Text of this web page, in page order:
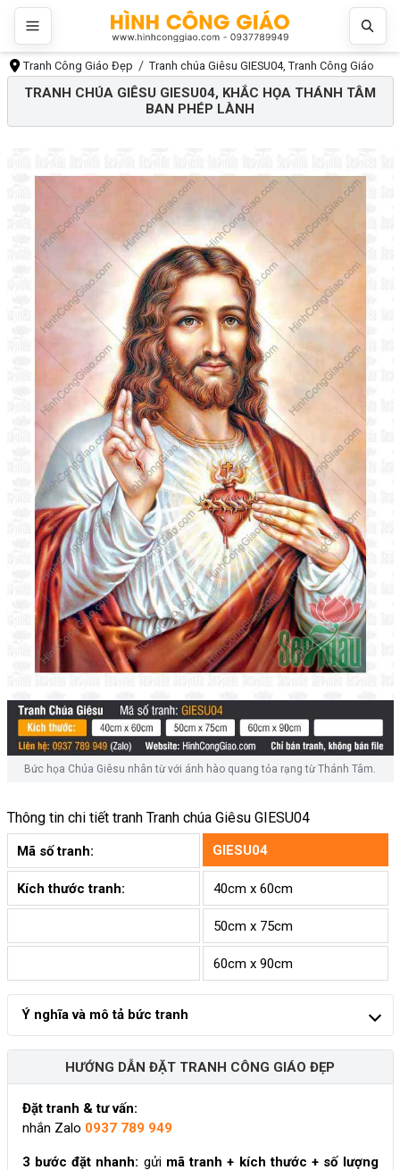
Tranh Công Giáo Đẹp Tranh chúa Giêsu GIESU04, Tranh Công Giáo
TRANH CHÚA GIÊSU GIESU04, KHẮC HỌA THÁNH TÂM
BAN PHÉP LÀNH
Bức họa Chúa Giêsu nhân từ với ánh hào quang tỏa rạng từ Thánh Tâm.
Thông tin chi tiết tranh Tranh chúa Giêsu GIESU04
Mã số tranh: GIESU04
Kích thước tranh: 40cm x 60cm
50cm x 75cm
60cm x 90cm
Ý nghĩa và mô tả bức tranh
HƯỚNG DẪN ĐẶT TRANH CÔNG GIÁO ĐẸP
Đặt tranh & tư vấn:
nhắn Zalo 0937 789 949
3 bước đặt nhanh: gửi mã tranh + kích thước + số lượng